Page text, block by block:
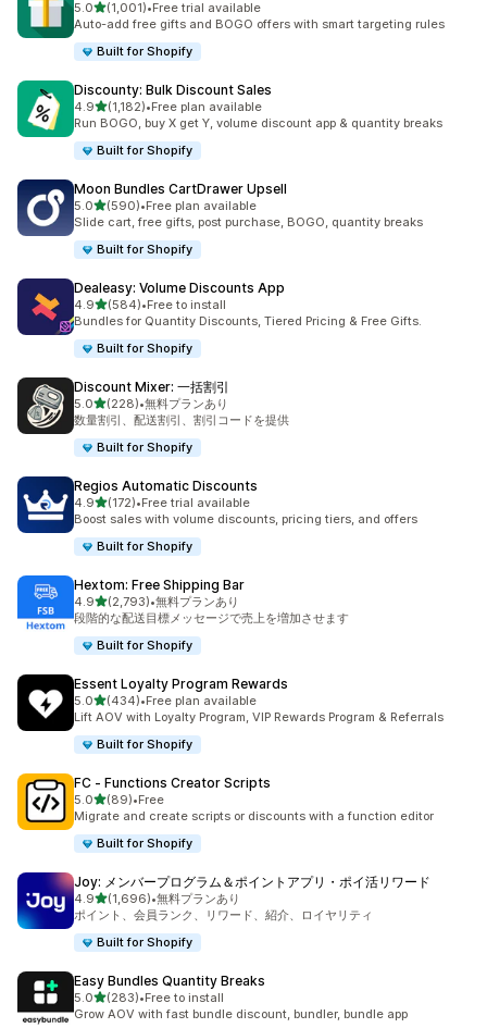
5.05つ星中
(1,001)
合計レビュー数：1001件
•Free trial available
Auto-add free gifts and BOGO offers with smart targeting rules
Built for Shopify
Discounty: Bulk Discount Sales
4.95つ星中
(1,182)
合計レビュー数：1182件
•Free plan available
Run BOGO, buy X get Y, volume discount app & quantity breaks
Built for Shopify
Moon Bundles CartDrawer Upsell
5.05つ星中
(590)
合計レビュー数：590件
•Free plan available
Slide cart, free gifts, post purchase, BOGO, quantity breaks
Built for Shopify
Dealeasy: Volume Discounts App
4.95つ星中
(584)
合計レビュー数：584件
•Free to install
Bundles for Quantity Discounts, Tiered Pricing & Free Gifts.
Built for Shopify
Discount Mixer: 一括割引
5.05つ星中
(228)
合計レビュー数：228件
•無料プランあり
数量割引、配送割引、割引コードを提供
Built for Shopify
Regios Automatic Discounts
4.95つ星中
(172)
合計レビュー数：172件
•Free trial available
Boost sales with volume discounts, pricing tiers, and offers
Built for Shopify
Hextom: Free Shipping Bar
4.95つ星中
(2,793)
合計レビュー数：2793件
•無料プランあり
段階的な配送目標メッセージで売上を増加させます
Built for Shopify
Essent Loyalty Program Rewards
5.05つ星中
(434)
合計レビュー数：434件
•Free plan available
Lift AOV with Loyalty Program, VIP Rewards Program & Referrals
Built for Shopify
FC ‑ Functions Creator Scripts
5.05つ星中
(89)
合計レビュー数：89件
•Free
Migrate and create scripts or discounts with a function editor
Built for Shopify
Joy: メンバープログラム＆ポイントアプリ・ポイ活リワード
4.95つ星中
(1,696)
合計レビュー数：1696件
•無料プランあり
ポイント、会員ランク、リワード、紹介、ロイヤリティ
Built for Shopify
Easy Bundles Quantity Breaks
5.05つ星中
(283)
合計レビュー数：283件
•Free to install
Grow AOV with fast bundle discount, bundler, bundle app